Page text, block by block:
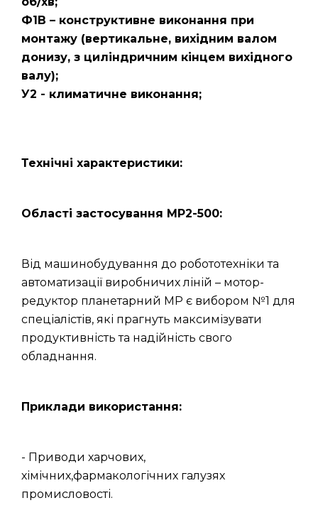
Ф1В – конструктивне виконання при
монтажу (вертикальне, вихідним валом
донизу, з циліндричним кінцем вихідного
валу);
У2 - климатичне виконання;
Технічні характеристики:
Області застосування МР2-500:
Від машинобудування до робототехніки та
автоматизації виробничих ліній – мотор-
редуктор планетарний МР є вибором №1 для
спеціалістів, які прагнуть максимізувати
продуктивність та надійність свого
обладнання.
Приклади використання:
- Приводи харчових,
хімічних,фармакологічних галузях
промисловості.